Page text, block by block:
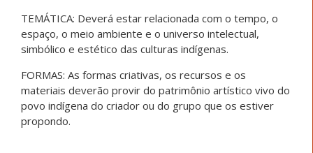
TEMÁTICA: Deverá estar relacionada com o tempo, o
espaço, o meio ambiente e o universo intelectual,
simbólico e estético das culturas indígenas.
FORMAS: As formas criativas, os recursos e os
materiais deverão provir do patrimônio artístico vivo do
povo indígena do criador ou do grupo que os estiver
propondo.